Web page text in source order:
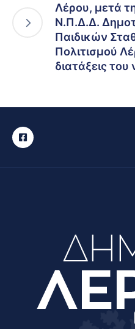
Λέρου, μετά
Ν.Π.Δ.Δ.
Παιδικών
Πολιτισμού
διατάξεις